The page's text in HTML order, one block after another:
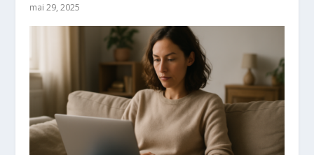
mai 29, 2025